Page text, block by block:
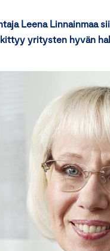
Leena Linnainmaa
yritysten hyvän